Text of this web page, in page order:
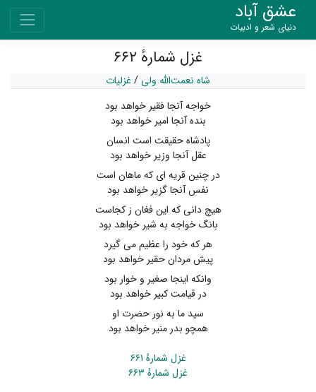
عشق آباد
دنیای شعر و ادبیات
غزل شمارهٔ ۶۶۲
شاه نعمت‌الله ولی/ غزلیات
خواجه آنجا فقیر خواهد بود
بنده آنجا امیر خواهد بود
پادشاه حقیقت است انسان
عقل آنجا وزیر خواهد بود
در چنین قریه ای که ماهان است
نفس آنجا گزیر خواهد بود
هیچ دانی که این فغان ز کجاست
بانگ خواجه به شیر خواهد بود
هر که خود را عظیم می گیرد
پیش مردان حقیر خواهد بود
وانکه اینجا صغیر و خوار بود
در قیامت کبیر خواهد بود
سید ما به نور حضرت او
همچو بدر منیر خواهد بود
غزل شمارهٔ ۶۶۱
غزل شمارهٔ ۶۶۳